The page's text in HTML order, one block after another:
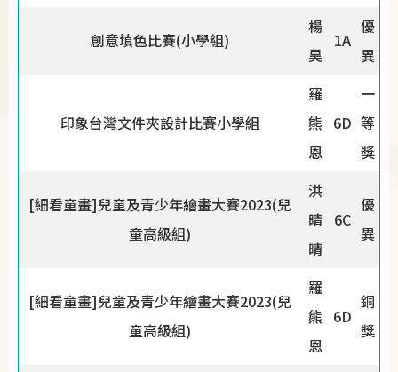
創意填色比賽(小學組)
楊
昊
1A
優
異
印象台灣文件夾設計比賽小學組
羅
熊
恩
6D
一
等
獎
[細看童畫]兒童及青少年繪畫大賽2023(兒
童高級組)
洪
晴
晴
6C
優
異
[細看童畫]兒童及青少年繪畫大賽2023(兒
童高級組)
羅
熊
恩
6D
銅
獎